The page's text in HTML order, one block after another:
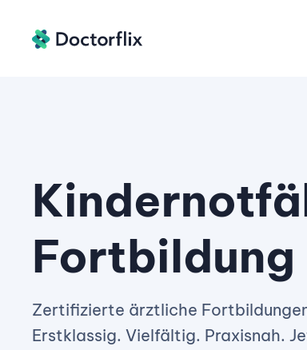
Fortbildung
Zertifizierte ärztliche
Erstklassig. Vielfältig. Praxisnah.